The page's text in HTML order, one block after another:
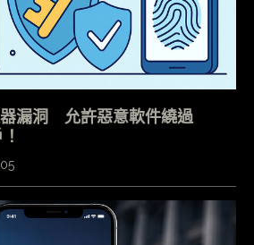
漏洞 允許惡意軟件繞過